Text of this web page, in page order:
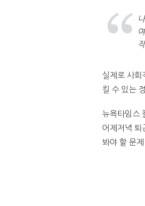
실제로 사회
킬 수 있는
뉴욕타임스
어제저녁 퇴
봐야 할 문